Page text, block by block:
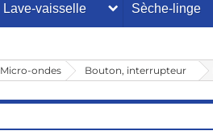
Lave-vaisselle Sèche-linge
Micro-ondes Bouton, interrupteur